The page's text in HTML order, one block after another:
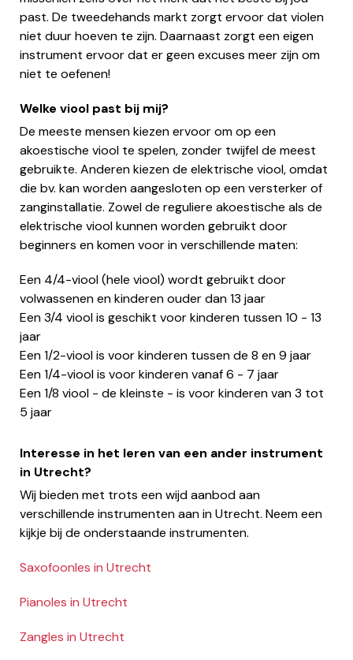
past. De tweedehands markt zorgt ervoor dat violen
niet duur hoeven te zijn. Daarnaast zorgt een eigen
instrument ervoor dat er geen excuses meer zijn om
niet te oefenen!
Welke viool past bij mij?
De meeste mensen kiezen ervoor om op een
akoestische viool te spelen, zonder twijfel de meest
gebruikte. Anderen kiezen de elektrische viool, omdat
die bv. kan worden aangesloten op een versterker of
zanginstallatie. Zowel de reguliere akoestische als de
elektrische viool kunnen worden gebruikt door
beginners en komen voor in verschillende maten:
Een 4/4-viool (hele viool) wordt gebruikt door
volwassenen en kinderen ouder dan 13 jaar
Een 3/4 viool is geschikt voor kinderen tussen 10 - 13
jaar
Een 1/2-viool is voor kinderen tussen de 8 en 9 jaar
Een 1/4-viool is voor kinderen vanaf 6 - 7 jaar
Een 1/8 viool - de kleinste - is voor kinderen van 3 tot
5 jaar
Interesse in het leren van een ander instrument
in Utrecht?
Wij bieden met trots een wijd aanbod aan
verschillende instrumenten aan in Utrecht. Neem een
kijkje bij de onderstaande instrumenten.
Saxofoonles in Utrecht
Pianoles in Utrecht
Zangles in Utrecht